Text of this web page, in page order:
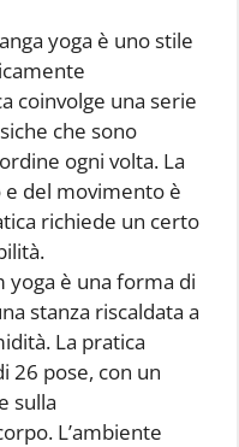
yoga è uno stile
coinvolge una serie
che sono
ogni volta. La
del movimento è
richiede un certo
yoga è una forma di
stanza riscaldata a
La pratica
26 pose, con un
sulla
L’ambiente